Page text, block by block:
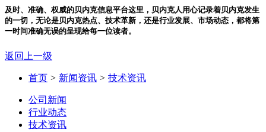
及时、准确、权威的贝内克信息平台这里，贝内克人用心记录着贝内克发生
的一切，无论是贝内克热点、技术革新，还是行业发展、市场动态，都将第
一时间准确无误的呈现给每一位读者。
返回上一级
首页 > 新闻资讯 > 技术资讯
公司新闻
行业动态
技术资讯